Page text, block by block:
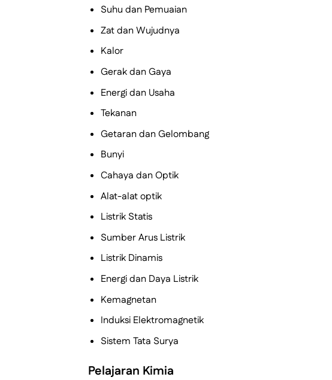
Suhu dan Pemuaian
Zat dan Wujudnya
Kalor
Gerak dan Gaya
Energi dan Usaha
Tekanan
Getaran dan Gelombang
Bunyi
Cahaya dan Optik
Alat-alat optik
Listrik Statis
Sumber Arus Listrik
Listrik Dinamis
Energi dan Daya Listrik
Kemagnetan
Induksi Elektromagnetik
Sistem Tata Surya
Pelajaran Kimia